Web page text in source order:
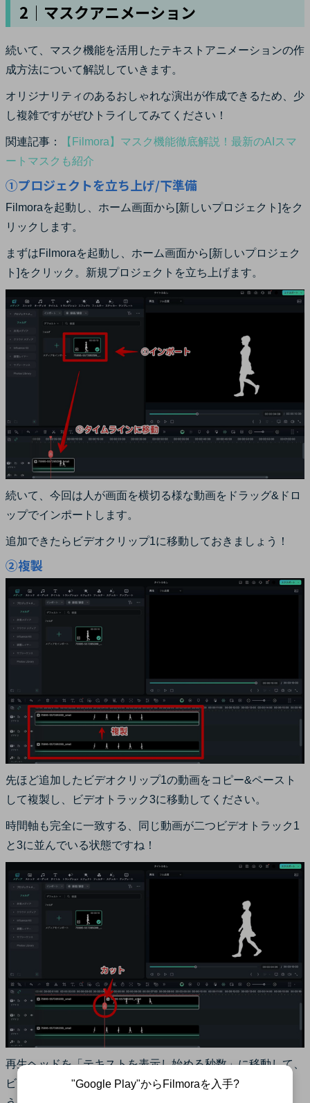
2｜マスクアニメーション
続いて、マスク機能を活用したテキストアニメーションの作
成方法について解説していきます。
オリジナリティのあるおしゃれな演出が作成できるため、少
し複雑ですがぜひトライしてみてください！
関連記事：
【Filmora】マスク機能徹底解説！最新のAIスマ
ートマスクも紹介
①プロジェクトを立ち上げ/下準備
Filmoraを起動し、ホーム画面から[新しいプロジェクト]をク
リックします。
まずはFilmoraを起動し、ホーム画面から[新しいプロジェク
ト]をクリック。新規プロジェクトを立ち上げます。
続いて、今回は人が画面を横切る様な動画をドラッグ&ドロ
ップでインポートします。
追加できたらビデオクリップ1に移動しておきましょう！
②複製
先ほど追加したビデオクリップ1の動画をコピー&ペースト
して複製し、ビデオトラック3に移動してください。
時間軸も完全に一致する、同じ動画が二つビデオトラック1
と3に並んでいる状態ですね！
再生ヘッドを「テキストを表示し始める秒数」に移動して、
ビデオトラック3の動画を選択した状態で[カット]しましょ
"Google Play"からFilmoraを入手?